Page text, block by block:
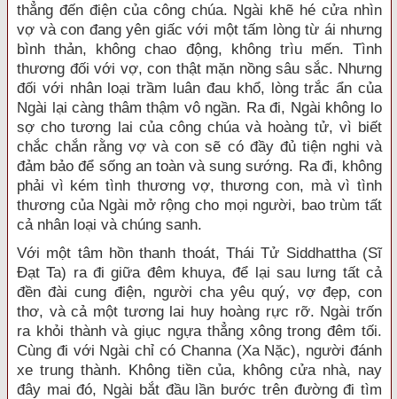
thẳng đến điện của công chúa. Ngài khẽ hé cửa nhìn
vợ và con đang yên giấc với một tấm lòng từ ái nhưng
bình thản, không chao động, không trìu mến. Tình
thương đối với vợ, con thật mặn nồng sâu sắc. Nhưng
đối với nhân loại trầm luân đau khổ, lòng trắc ẩn của
Ngài lại càng thâm thậm vô ngần. Ra đi, Ngài không lo
sợ cho tương lai của công chúa và hoàng tử, vì biết
chắc chắn rằng vợ và con sẽ có đầy đủ tiện nghi và
đảm bảo để sống an toàn và sung sướng. Ra đi, không
phải vì kém tình thương vợ, thương con, mà vì tình
thương của Ngài mở rộng cho mọi người, bao trùm tất
cả nhân loại và chúng sanh.
Với một tâm hồn thanh thoát, Thái Tử Siddhattha (Sĩ
Đạt Ta) ra đi giữa đêm khuya, để lại sau lưng tất cả
đền đài cung điện, người cha yêu quý, vợ đẹp, con
thơ, và cả một tương lai huy hoàng rực rỡ. Ngài trốn
ra khỏi thành và giục ngựa thẳng xông trong đêm tối.
Cùng đi với Ngài chỉ có Channa (Xa Nặc), người đánh
xe trung thành. Không tiền của, không cửa nhà, nay
đây mai đó, Ngài bắt đầu lần bước trên đường đi tìm